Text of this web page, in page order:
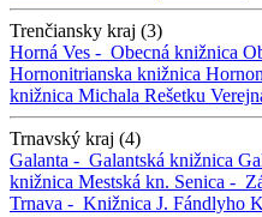
Trenčiansky kraj (3)
Horná Ves - Obecná knižnica
Hornonitrianska knižnica
knižnica Michala Rešetku
Trnavský kraj (4)
Galanta - Galantská knižnica
knižnica Mestská kn. Senica -
Trnava - Knižnica J. Fándlyho